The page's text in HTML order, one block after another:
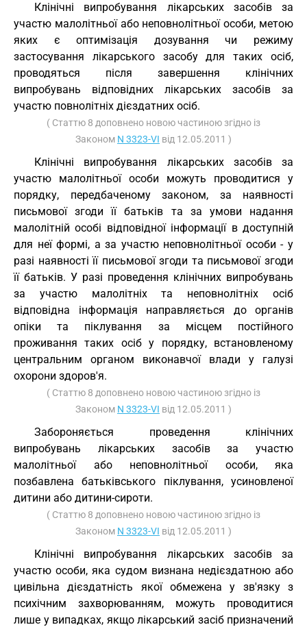
Клінічні випробування лікарських засобів за
участю малолітньої або неповнолітньої особи, метою
яких є оптимізація дозування чи режиму
застосування лікарського засобу для таких осіб,
проводяться після завершення клінічних
випробувань відповідних лікарських засобів за
участю повнолітніх дієздатних осіб.
( Статтю 8 доповнено новою частиною згідно із
Законом N 3323-VI від 12.05.2011 )
Клінічні випробування лікарських засобів за
участю малолітньої особи можуть проводитися у
порядку, передбаченому законом, за наявності
письмової згоди її батьків та за умови надання
малолітній особі відповідної інформації в доступній
для неї формі, а за участю неповнолітньої особи - у
разі наявності її письмової згоди та письмової згоди
її батьків. У разі проведення клінічних випробувань
за участю малолітніх та неповнолітніх осіб
відповідна інформація направляється до органів
опіки та піклування за місцем постійного
проживання таких осіб у порядку, встановленому
центральним органом виконавчої влади у галузі
охорони здоров'я.
( Статтю 8 доповнено новою частиною згідно із
Законом N 3323-VI від 12.05.2011 )
Забороняється проведення клінічних
випробувань лікарських засобів за участю
малолітньої або неповнолітньої особи, яка
позбавлена батьківського піклування, усиновленої
дитини або дитини-сироти.
( Статтю 8 доповнено новою частиною згідно із
Законом N 3323-VI від 12.05.2011 )
Клінічні випробування лікарських засобів за
участю особи, яка судом визнана недієздатною або
цивільна дієздатність якої обмежена у зв'язку з
психічним захворюванням, можуть проводитися
лише у випадках, якщо лікарський засіб призначений